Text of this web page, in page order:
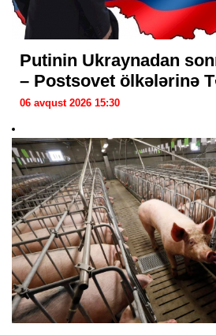
Putinin Ukraynadan
– Postsovet ölkələrinə
06 avqust 2026 15:30